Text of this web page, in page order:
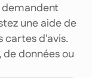
une aide de
cartes d'avis.
données ou